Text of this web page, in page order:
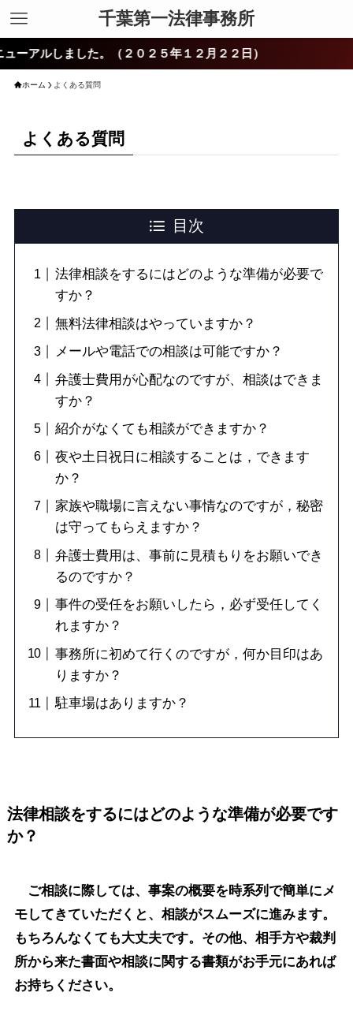
千葉第一法律事務所
しました。（２０２５年１２月２２日）
ホーム よくある質問
よくある質問
目次
法律相談をするにはどのような準備が必要で
すか？
無料法律相談はやっていますか？
メールや電話での相談は可能ですか？
弁護士費用が心配なのですが、相談はできま
すか？
紹介がなくても相談ができますか？
夜や土日祝日に相談することは，できます
か？
家族や職場に言えない事情なのですが，秘密
は守ってもらえますか？
弁護士費用は、事前に見積もりをお願いでき
るのですか？
事件の受任をお願いしたら，必ず受任してく
れますか？
事務所に初めて行くのですが，何か目印はあ
りますか？
駐車場はありますか？
法律相談をするにはどのような準備が必要です
か？
ご相談に際しては、事案の概要を時系列で簡単にメ
モしてきていただくと、相談がスムーズに進みます。
もちろんなくても大丈夫です。その他、相手方や裁判
所から来た書面や相談に関する書類がお手元にあれば
お持ちください。